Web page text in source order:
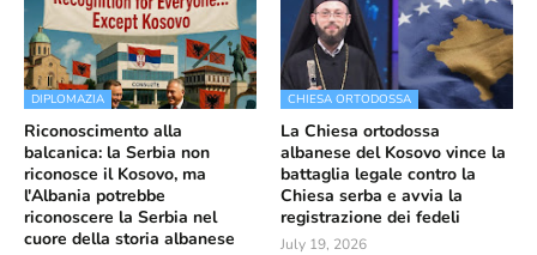
DIPLOMAZIA
Riconoscimento alla
balcanica: la Serbia non
riconosce il Kosovo, ma
l'Albania potrebbe
riconoscere la Serbia nel
cuore della storia albanese
CHIESA ORTODOSSA
La Chiesa ortodossa
albanese del Kosovo vince la
battaglia legale contro la
Chiesa serba e avvia la
registrazione dei fedeli
July 19, 2026